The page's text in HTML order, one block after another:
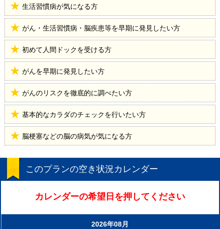
生活習慣病が気になる方
がん・生活習慣病・脳疾患等を早期に発見したい方
初めて人間ドックを受ける方
がんを早期に発見したい方
がんのリスクを徹底的に調べたい方
基本的なカラダのチェックを行いたい方
脳梗塞などの脳の病気が気になる方
このプランの空き状況カレンダー
カレンダーの希望日を押してください
2026年08月